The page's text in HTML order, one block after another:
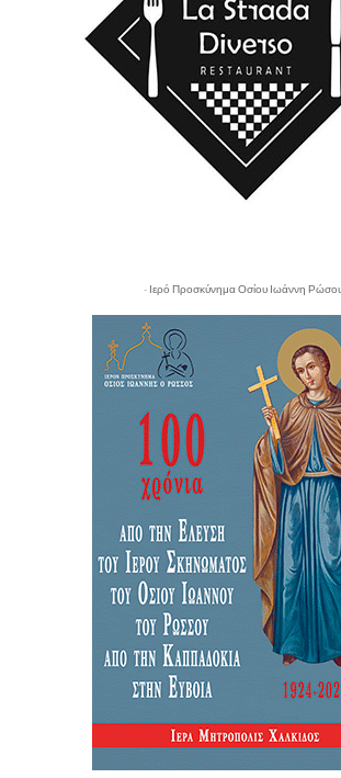
- Ιερό Προσκύνημα Οσίου Ιωάννη